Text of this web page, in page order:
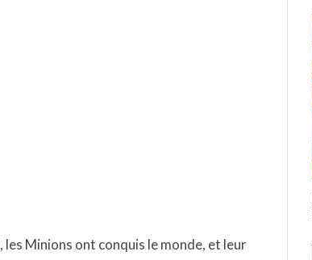
Minions ont conquis le monde, et leur